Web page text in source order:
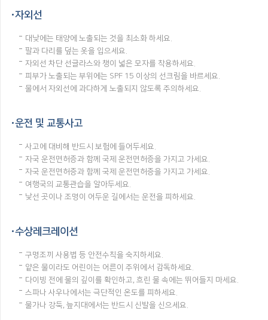
자외선
대낮에는 태양에 노출되는 것을 최소화 하세요.
팔과 다리를 덮는 옷을 입으세요.
자외선 차단 선글라스와 챙이 넓은 모자를 착용하세요.
피부가 노출되는 부위에는 SPF 15 이상의 선크림을 바르세요.
물에서 자외선에 과다하게 노출되지 않도록 주의하세요.
운전 및 교통사고
사고에 대비해 반드시 보험에 들어두세요.
자국 운전면허증과 함께 국제 운전면허증을 가지고 가세요.
자국 운전면허증과 함께 국제 운전면허증을 가지고 가세요.
여행국의 교통관습을 알아두세요.
낯선 곳이나 조명이 어두운 길에서는 운전을 피하세요.
수상레크레이션
구명조끼 사용법 등 안전수칙을 숙지하세요.
얕은 물이라도 어린이는 어른이 주위에서 감독하세요.
다이빙 전에 물의 깊이를 확인하고, 흐린 물 속에는 뛰어들지 마세요.
스파나 사우나에서는 극단적인 온도를 피하세요.
물가나 강둑, 늪지대에서는 반드시 신발을 신으세요.